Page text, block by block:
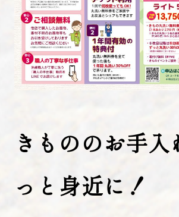
きもののお手入
っと身近に！